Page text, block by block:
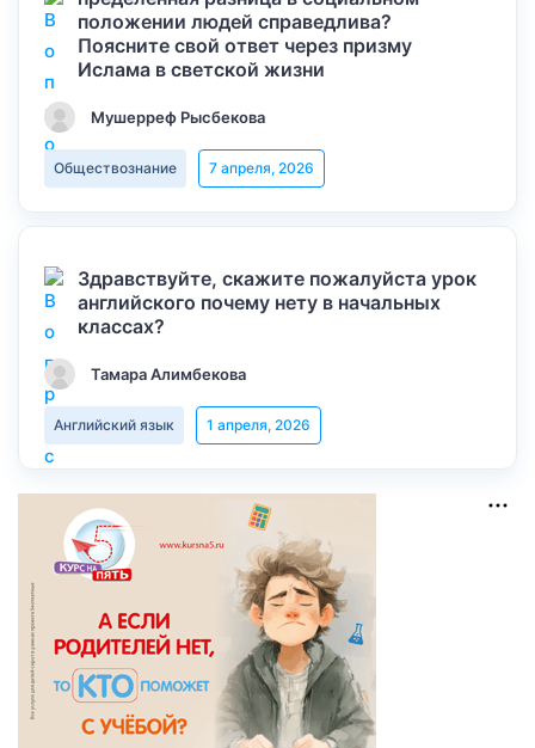
положении людей справедлива?
Поясните свой ответ через призму
Ислама в светской жизни
Мушерреф Рысбекова
Обществознание 7 апреля, 2026
Здравствуйте, скажите пожалуйста урок
английского почему нету в начальных
классах?
Тамара Алимбекова
Английский язык 1 апреля, 2026